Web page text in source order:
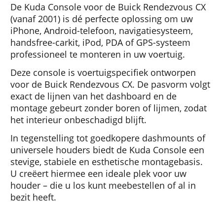
De Kuda Console voor de Buick Rendezvous CX
(vanaf 2001) is dé perfecte oplossing om uw
iPhone, Android-telefoon, navigatiesysteem,
handsfree-carkit, iPod, PDA of GPS-systeem
professioneel te monteren in uw voertuig.
Deze console is voertuigspecifiek ontworpen
voor de Buick Rendezvous CX. De pasvorm volgt
exact de lijnen van het dashboard en de
montage gebeurt zonder boren of lijmen, zodat
het interieur onbeschadigd blijft.
In tegenstelling tot goedkopere dashmounts of
universele houders biedt de Kuda Console een
stevige, stabiele en esthetische montagebasis.
U creëert hiermee een ideale plek voor uw
houder – die u los kunt meebestellen of al in
bezit heeft.